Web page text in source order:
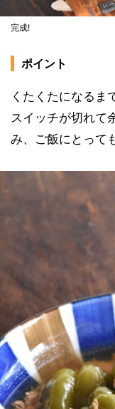
完成!
ポイント
くたくたになるま
スイッチが切れて
み、ご飯にとって